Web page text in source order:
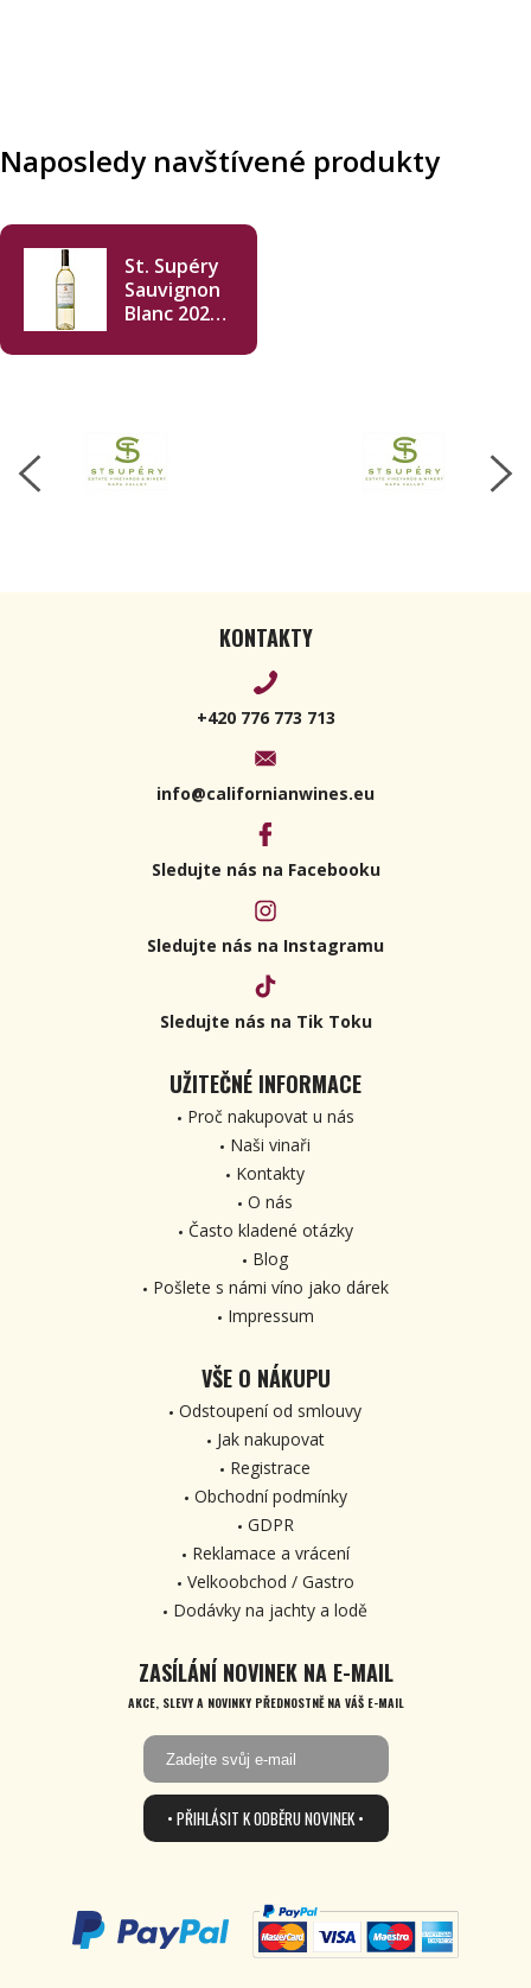
Naposledy navštívené produkty
St. Supéry
Sauvignon
Blanc 2024
KONTAKTY
+420 776 773 713
info@californianwines.eu
Sledujte nás na Facebooku
Sledujte nás na Instagramu
Sledujte nás na Tik Toku
UŽITEČNÉ INFORMACE
Proč nakupovat u nás
Naši vinaři
Kontakty
O nás
Často kladené otázky
Blog
Pošlete s námi víno jako dárek
Impressum
VŠE O NÁKUPU
Odstoupení od smlouvy
Jak nakupovat
Registrace
Obchodní podmínky
GDPR
Reklamace a vrácení
Velkoobchod / Gastro
Dodávky na jachty a lodě
ZASÍLÁNÍ NOVINEK NA E-MAIL
AKCE, SLEVY A NOVINKY PŘEDNOSTNĚ NA VÁŠ E-MAIL
• PŘIHLÁSIT K ODBĚRU NOVINEK •